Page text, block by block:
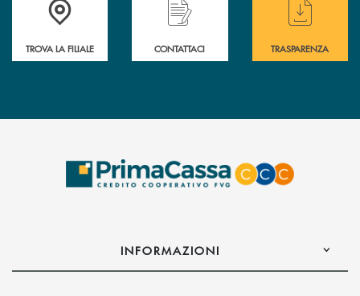
TROVA LA FILIALE CONTATTACI TRASPARENZA
INFORMAZIONI